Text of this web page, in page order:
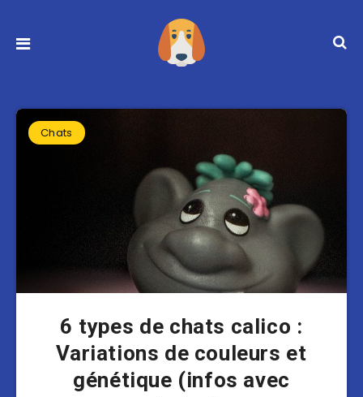
Chats
6 types de chats calico :
Variations de couleurs et
génétique (infos avec